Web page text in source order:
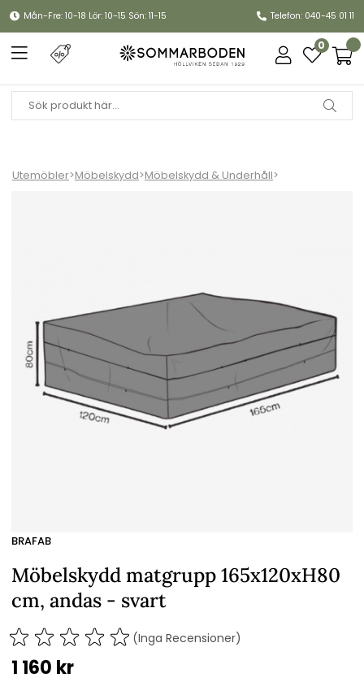
Mån-Fre: 10-18 Lör: 10-15 Sön: 11-15 Telefon: 040-45 01 11
0
Utemöbler>Möbelskydd>Möbelskydd & Underhåll>
BRAFAB
Möbelskydd matgrupp 165x120xH80
cm, andas - svart
(Inga Recensioner)
1 160 kr